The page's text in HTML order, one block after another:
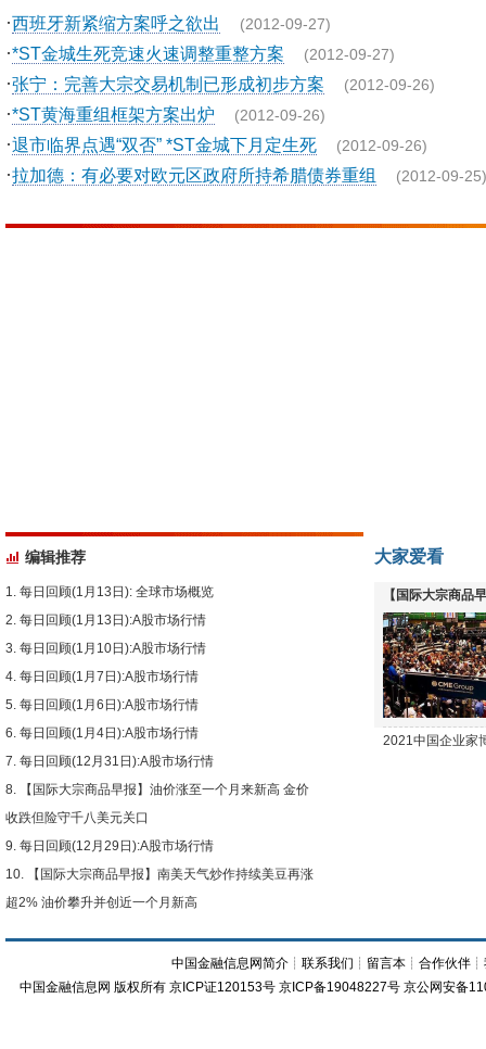
·西班牙新紧缩方案呼之欲出 (2012-09-27)
·*ST金城生死竞速火速调整重整方案 (2012-09-27)
·张宁：完善大宗交易机制已形成初步方案 (2012-09-26)
·*ST黄海重组框架方案出炉 (2012-09-26)
·退市临界点遇“双否” *ST金城下月定生死 (2012-09-26)
·拉加德：有必要对欧元区政府所持希腊债券重组 (2012-09-25)
编辑推荐
每日回顾(1月13日): 全球市场概览
每日回顾(1月13日):A股市场行情
每日回顾(1月10日):A股市场行情
每日回顾(1月7日):A股市场行情
每日回顾(1月6日):A股市场行情
每日回顾(1月4日):A股市场行情
每日回顾(12月31日):A股市场行情
【国际大宗商品早报】油价涨至一个月来新高 金价
收跌但险守千八美元关口
每日回顾(12月29日):A股市场行情
【国际大宗商品早报】南美天气炒作持续美豆再涨
超2% 油价攀升并创近一个月新高
大家爱看
【国际大宗商品
下跌
2021中国企业家
中国金融信息网简介 ┊联系我们 ┊ 留言本 ┊合作伙伴 ┊
中国金融信息网 版权所有 京ICP证120153号 京ICP备19048227号 京公网安备